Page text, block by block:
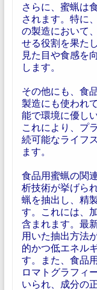
さらに、蜜蝋は
されます。特に
の製造において
せる役割を果た
見た目や食感を
します。
その他にも、食
製造にも使われ
能で環境に優し
これにより、プ
続可能なライフ
ます。
食品用蜜蝋の関
析技術が挙げら
蝋を抽出し、精
す。これには、
含まれます。最
用いた抽出方法
的かつ低エネル
す。また、食品
ロマトグラフィ
いられ、成分の